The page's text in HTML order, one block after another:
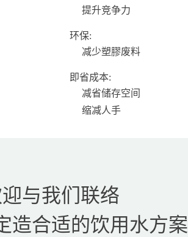
提升竞争力
环保:
减少塑膠废料
即省成本:
减省储存空间
缩减人手
与我们联络
造合适的饮用水方案